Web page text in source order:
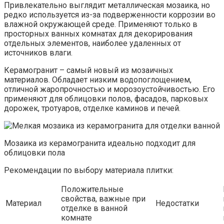
Привлекательно выглядит металлическая мозаика, но
редко используется из-за подверженности коррозии во
влажной окружающей среде. Применяют только в
просторных ванных комнатах для декорирования
отдельных элементов, наиболее удаленных от
источников влаги.
Керамогранит – самый новый из мозаичных
материалов. Обладает низким водопоглощением,
отличной жаропрочностью и морозоустойчивостью. Его
применяют для облицовки полов, фасадов, парковых
дорожек, тротуаров, отделке каминов и печей.
Мозаика из керамогранита идеально подходит для
облицовки пола
Рекомендации по выбору материала плитки:
Материал
Положительные
свойства, важные при
отделке в ванной
комнате
Недостатки